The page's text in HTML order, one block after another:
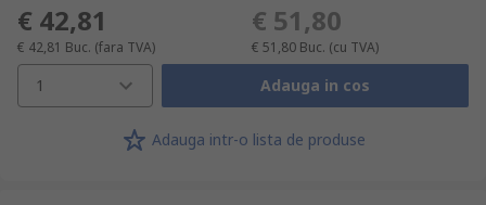
€ 42,81
€ 42,81 Buc. (fara TVA)
€ 51,80
€ 51,80 Buc. (cu TVA)
1 Adauga in cos
Adauga intr-o lista de produse